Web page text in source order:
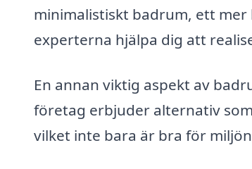
minimalistiskt badrum, ett mer
experterna hjälpa dig att
En annan viktig aspekt av
företag erbjuder alternativ
vilket inte bara är bra för